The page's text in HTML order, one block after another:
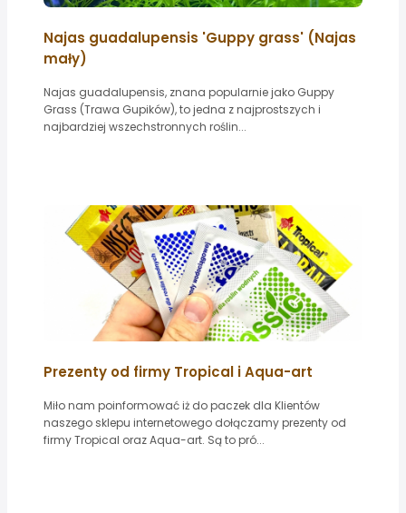
Najas guadalupensis 'Guppy grass' (Najas
mały)
Najas guadalupensis, znana popularnie jako Guppy
Grass (Trawa Gupików), to jedna z najprostszych i
najbardziej wszechstronnych roślin...
Prezenty od firmy Tropical i Aqua-art
Miło nam poinformować iż do paczek dla Klientów
naszego sklepu internetowego dołączamy prezenty od
firmy Tropical oraz Aqua-art. Są to pró...